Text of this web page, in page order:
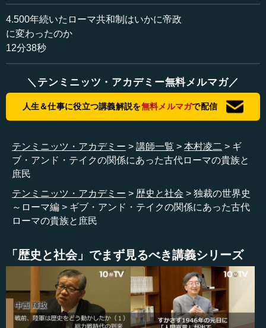
本村 元老院貴族が「父祖の威風」を教えるということ
は、「子どもへの教育は自分（親）がやるもので、他の人
に頼むものではない」という考えがあったからでしょう。
もちろん、ある程度は人に頼むところもありますが、基本
的には、男の子に対しては自分（親）、特に父親が教える
ということです。
当時は学校などという制度がありません。あったとして
それなりに自らやっただろうけれども、不得意なことは誰
か他の人に任せるということになる。それでも、基本はや
はり父親が息子を教育する。それをしないで全部人任せに
らしいです。
だから、父祖の威風のなかには、祖先の実績を学ぶだけ
います。水泳を教えたり、剣術を教えたり、そういうこと
も全部含めて、基本的には父親が教えるということなので
―― 父親が教えるというのは面白い点ですね。
4.500年続いたローマ共和制はいかに帝政
に変わったのか
12分38秒
＼テンミニッツ・アカデミー無料メルマガ／
人生＆仕事に役立つ講義解説を無料メルマガで配信
テンミニッツ・アカデミー 講師一覧 本村凌二
ギ
ブ・アンド・テイクの関係にあった古代ローマの貴族と
庶民
テンミニッツ・アカデミー
歴史と社会
独裁の世界史
～ローマ編
ギブ・アンド・テイクの関係にあった古代
ローマの貴族と庶民
「歴史と社会」でまず見るべき講義シリーズ